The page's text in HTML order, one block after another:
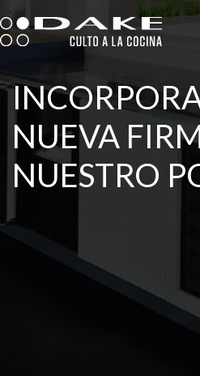
al
contenido
NUEVA
NUESTRO